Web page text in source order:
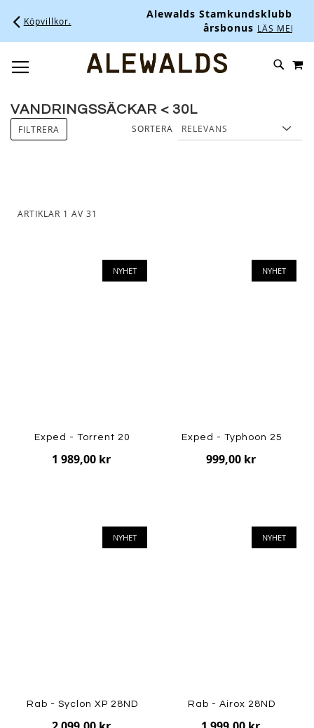
Alewalds Stamkundsklubb - Upp till 10% i
LÄS MER HÄR.
SKIP
VANDRINGSSÄCKAR < 30L
ARTIKLAR 1 AV 31
SORTERA
NYHET
Exped - Torrent 20
1 989,00 kr
NYHET
Exped - Typhoon 25
999,00 kr
NYHET
Rab - Syclon XP 28ND
NYHET
Rab - Airox 28ND
FILTRERA